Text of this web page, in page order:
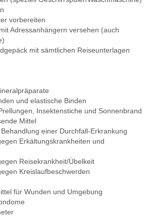
vorbereiten
Adressanhängern versehen (auch
mit sämtlichen Reiseunterlagen
und elastische Binden
Insektenstiche und Sonnenbrand
Mittel
einer Durchfall-Erkrankung
Erkältungskrankheiten und
Reisekrankheit/Übelkeit
Kreislaufbeschwerden
für Wunden und Umgebung